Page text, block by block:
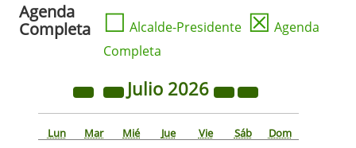
Agenda
Completa
☐ Alcalde-Presidente ☒ Agenda
Completa
Julio 2026
Lun Mar Mié Jue Vie Sáb Dom